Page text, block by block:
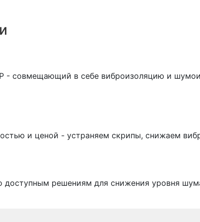
- совмещающий в себе виброизоляцию и
и ценой - устраняем скрипы, снижаем
доступным решениям для снижения уровня